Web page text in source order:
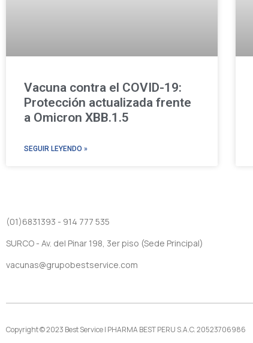
Vacuna contra el COVID-19:
Protección actualizada frente
a Omicron XBB.1.5
SEGUIR LEYENDO »
(01)6831393 - 914 777 535
SURCO - Av. del Pinar 198, 3er piso (Sede Principal)
vacunas@grupobestservice.com
Copyright © 2023 Best Service | PHARMA BEST PERU S.A.C. 20523706986